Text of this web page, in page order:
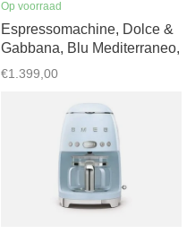
Op voorraad
Espressomachine, Dolce &
Gabbana, Blu Mediterraneo,
ECF02DGBEU
€1.399,00